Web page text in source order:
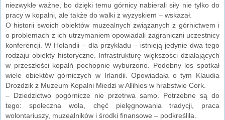
niezwykle ważne, bo dzięki temu górnicy nabierali siły nie tylko do
pracy w kopalni, ale także do walki z wyzyskiem – wskazał.
O historii swoich obiektów muzealnych związanych z górnictwem i
o problemach z ich utrzymaniem opowiadali zagraniczni uczestnicy
konferencji. W Holandii – dla przykładu – istnieją jedynie dwa tego
rodzaju obiekty historyczne. Infrastrukturę większości działających
w przeszłości kopalń pochopnie wyburzono. Podobny los spotkał
wiele obiektów górniczych w Irlandii. Opowiadała o tym Klaudia
Drozdzik z Muzeum Kopalni Miedzi w Allihies w hrabstwie Cork.
– Dziedzictwo pogórnicze nie przetrwa samo. Potrzebne są do
tego: społeczna wola, chęć pielęgnowania tradycji, praca
wolontariuszy, muzealników i środki finansowe – podkreśliła.